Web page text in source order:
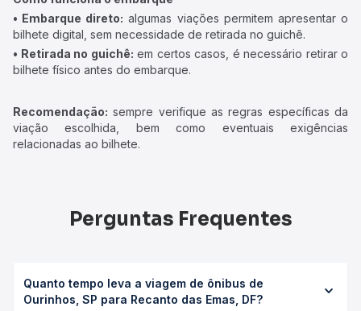
• Embarque direto: algumas viações permitem apresentar o
bilhete digital, sem necessidade de retirada no guichê.
• Retirada no guichê: em certos casos, é necessário retirar o
bilhete físico antes do embarque.
Recomendação: sempre verifique as regras específicas da
viação escolhida, bem como eventuais exigências
relacionadas ao bilhete.
Perguntas Frequentes
Quanto tempo leva a viagem de ônibus de
Ourinhos, SP para Recanto das Emas, DF?